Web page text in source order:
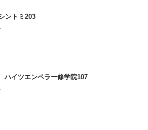
ントミ203
イツエンペラー修学院107